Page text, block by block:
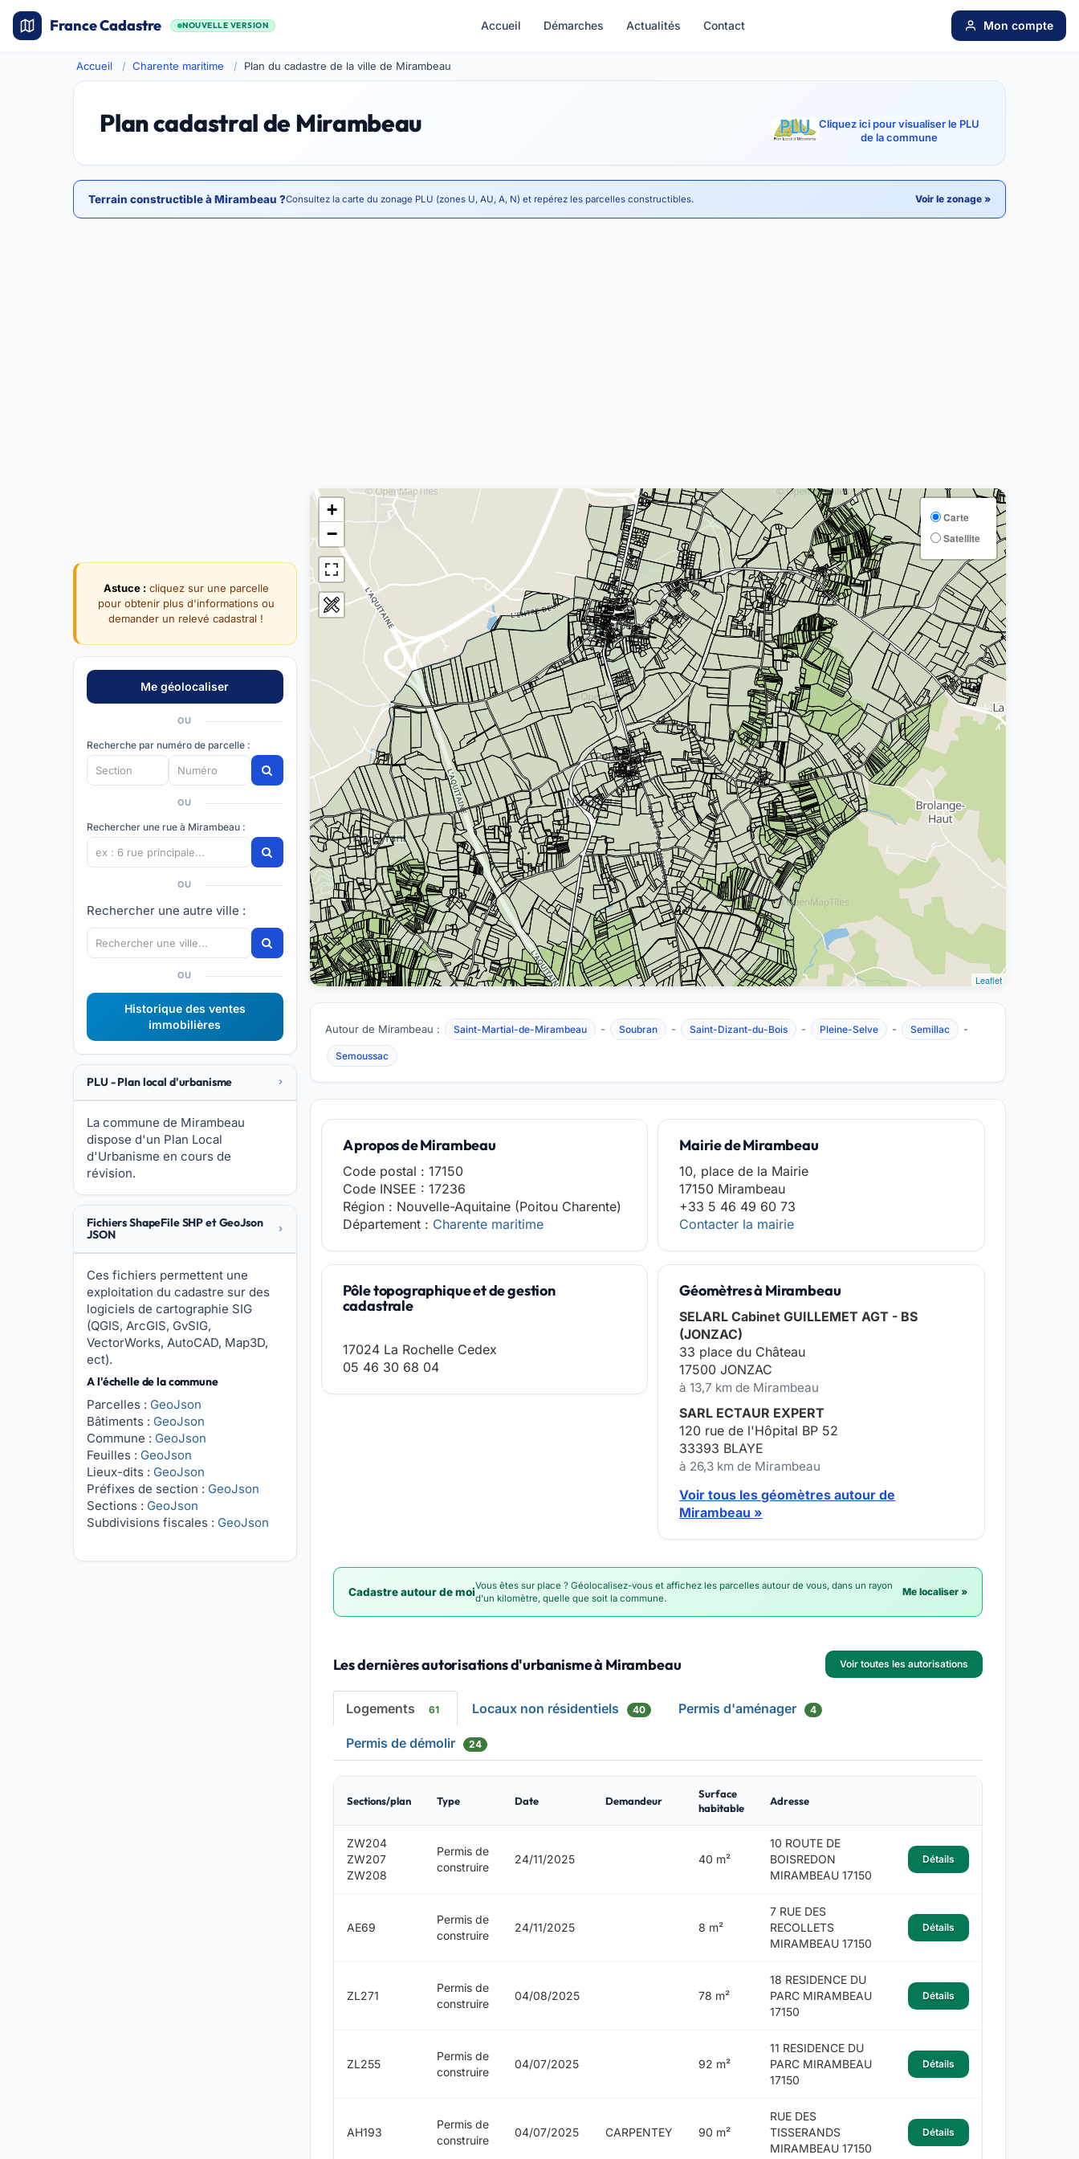
France Cadastre NOUVELLE VERSION Accueil Démarches Actualités Contact Mon compte
Accueil Charente maritime Plan du cadastre de la ville de Mirambeau
Plan cadastral de Mirambeau
Cliquez ici pour visualiser le PLU
de la commune
Terrain constructible à Mirambeau ?Consultez la carte du zonage PLU (zones U, AU, A, N) et repérez les parcelles constructibles. Voir le zonage »
Astuce :cliquez sur une parcelle
pour obtenir plus d'informations ou
demander un relevé cadastral !
OU
Recherche par numéro de parcelle :
OU
Rechercher une rue à Mirambeau :
OU
Rechercher une autre ville :
OU
Historique des ventes
immobilières
PLU - Plan local d'urbanisme
La commune de Mirambeau
dispose d'un Plan Local
d'Urbanisme en cours de
révision.
Fichiers ShapeFile SHP et GeoJson
JSON
Ces fichiers permettent une
exploitation du cadastre sur des
logiciels de cartographie SIG
(QGIS, ArcGIS, GvSIG,
VectorWorks, AutoCAD, Map3D,
ect).
A l'échelle de la commune
Parcelles : GeoJson
Bâtiments : GeoJson
Commune : GeoJson
Feuilles : GeoJson
Lieux-dits : GeoJson
Préfixes de section : GeoJson
Sections : GeoJson
Subdivisions fiscales : GeoJson
+
−
Carte
Satellite
Leaflet
Autour de Mirambeau : Saint-Martial-de-Mirambeau - Soubran - Saint-Dizant-du-Bois - Pleine-Selve - Semillac -
Semoussac
A propos de Mirambeau
Code postal : 17150
Code INSEE : 17236
Région : Nouvelle-Aquitaine (Poitou Charente)
Département : Charente maritime
Mairie de Mirambeau
10, place de la Mairie
17150 Mirambeau
+33 5 46 49 60 73
Contacter la mairie
Pôle topographique et de gestion
cadastrale
17024 La Rochelle Cedex
05 46 30 68 04
Géomètres à Mirambeau
SELARL Cabinet GUILLEMET AGT - BS
(JONZAC)
33 place du Château
17500 JONZAC
à 13,7 km de Mirambeau
SARL ECTAUR EXPERT
120 rue de l'Hôpital BP 52
33393 BLAYE
à 26,3 km de Mirambeau
Voir tous les géomètres autour de
Mirambeau »
Cadastre autour de moiVous êtes sur place ? Géolocalisez-vous et affichez les parcelles autour de vous, dans un rayon
d'un kilomètre, quelle que soit la commune.
Me localiser »
Les dernières autorisations d'urbanisme à Mirambeau Voir toutes les autorisations
Logements 61 Locaux non résidentiels 40 Permis d'aménager 4
Permis de démolir 24
Sections/plan Type Date Demandeur
Surface
habitable
Adresse
ZW204
ZW207
ZW208
Permis de
construire
24/11/2025 40 m²
10 ROUTE DE
BOISREDON
MIRAMBEAU 17150
Détails
AE69
Permis de
construire
24/11/2025 8 m²
7 RUE DES
RECOLLETS
MIRAMBEAU 17150
Détails
ZL271
Permis de
construire
04/08/2025 78 m²
18 RESIDENCE DU
PARC MIRAMBEAU
17150
Détails
ZL255
Permis de
construire
04/07/2025 92 m²
11 RESIDENCE DU
PARC MIRAMBEAU
17150
Détails
AH193
Permis de
construire
04/07/2025 CARPENTEY 90 m²
RUE DES
TISSERANDS
MIRAMBEAU 17150
Détails